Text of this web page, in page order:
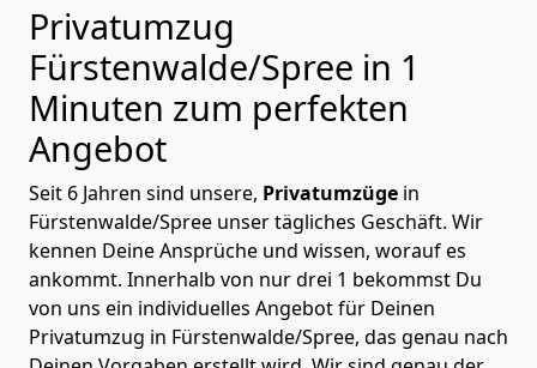
Privatumzug
Fürstenwalde/Spree in 1
Minuten zum perfekten
Angebot
Seit 6 Jahren sind unsere, Privatumzüge in
Fürstenwalde/Spree unser tägliches Geschäft. Wir
kennen Deine Ansprüche und wissen, worauf es
ankommt. Innerhalb von nur drei 1 bekommst Du
von uns ein individuelles Angebot für Deinen
Privatumzug in Fürstenwalde/Spree, das genau nach